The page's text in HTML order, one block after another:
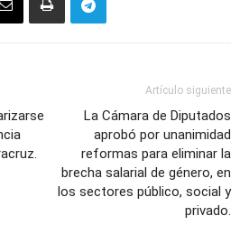
Artículo siguiente
La Cámara de Diputados
aprobó por unanimidad
reformas para eliminar la
brecha salarial de género, en
los sectores público, social y
privado.